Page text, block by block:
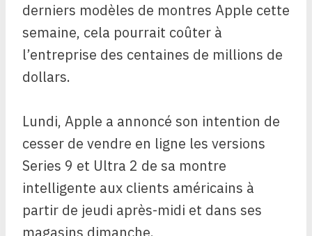
derniers modèles de montres Apple cette
semaine, cela pourrait coûter à
l’entreprise des centaines de millions de
dollars.
Lundi, Apple a annoncé son intention de
cesser de vendre en ligne les versions
Series 9 et Ultra 2 de sa montre
intelligente aux clients américains à
partir de jeudi après-midi et dans ses